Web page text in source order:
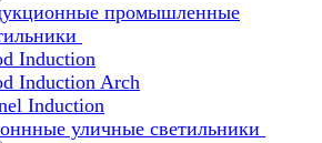
промышленные
Induction
Induction Arch
Induction
уличные светильники